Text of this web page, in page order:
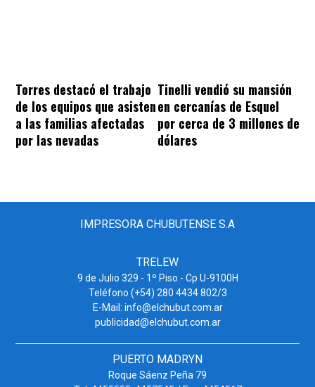
Torres destacó el trabajo
de los equipos que asisten
a las familias afectadas
por las nevadas
Tinelli vendió su mansión
en cercanías de Esquel
por cerca de 3 millones de
dólares
IMPRESORA CHUBUTENSE S.A
TRELEW
9 de Julio 329 - 1º Piso - Cp U-9100H
Teléfono (+54) 280 4434 802/3
E-Mail: info@elchubut.com.ar
publicidad@elchubut.com.ar
PUERTO MADRYN
Roque Sáenz Peña 79